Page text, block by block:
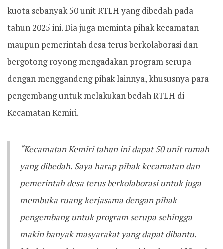
kuota sebanyak 50 unit RTLH yang dibedah pada
tahun 2025 ini. Dia juga meminta pihak kecamatan
maupun pemerintah desa terus berkolaborasi dan
bergotong royong mengadakan program serupa
dengan menggandeng pihak lainnya, khususnya para
pengembang untuk melakukan bedah RTLH di
Kecamatan Kemiri.
“Kecamatan Kemiri tahun ini dapat 50 unit rumah
yang dibedah. Saya harap pihak kecamatan dan
pemerintah desa terus berkolaborasi untuk juga
membuka ruang kerjasama dengan pihak
pengembang untuk program serupa sehingga
makin banyak masyarakat yang dapat dibantu.